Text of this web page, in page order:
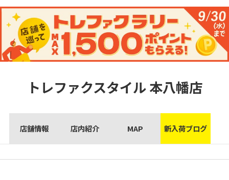
トレファクスタイル本八幡店
店舗情報 店内紹介 MAP 新入荷ブログ